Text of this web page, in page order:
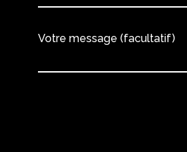
Votre message (facultatif)